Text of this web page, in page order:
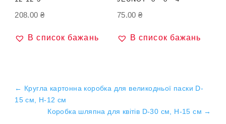
208.00 ₴
В список бажань
75.00₴
В список бажань
← Кругла картонна коробка для великодньої паски D-
15 см, H-12 см
Коробка шляпна для квітів D-30 см, H-15 см →